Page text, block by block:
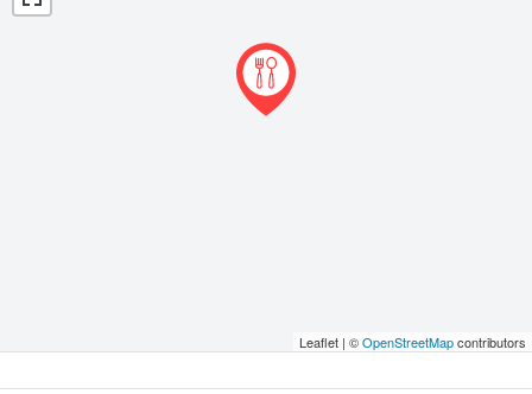
Leaflet | ©OpenStreetMapcontributors